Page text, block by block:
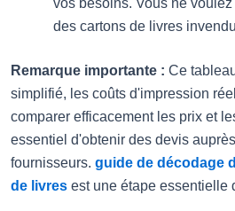
des cartons de livres
Remarque importante : Ce
simplifié, les coûts d'impression
comparer efficacement les prix et
essentiel d'obtenir des devis
fournisseurs. guide de décodage
de livres est une étape essentielle